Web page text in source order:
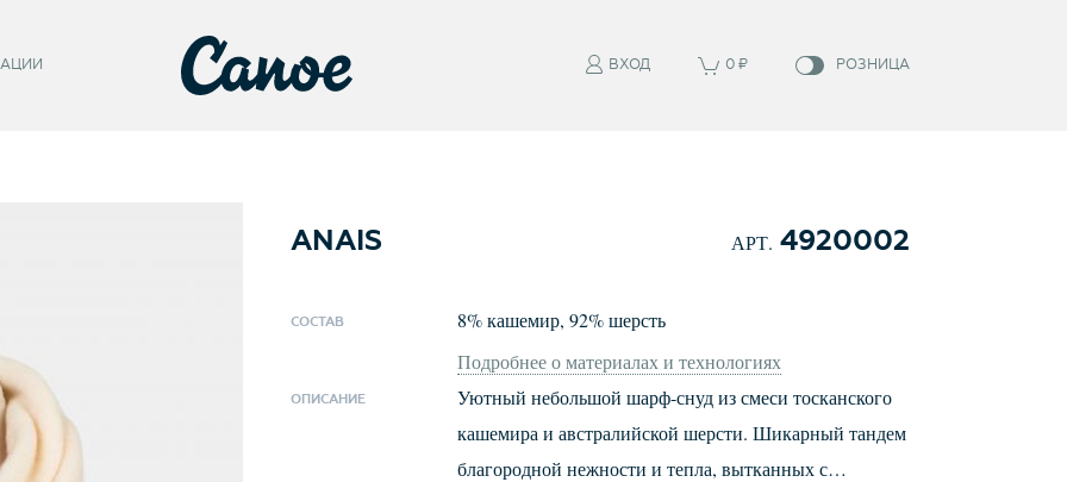
ВХОД 0 ₽ РОЗНИЦА
ANAIS АРТ. 4920002
СОСТАВ 8%кашемир, 92%шерсть
Подробнее о материалах и технологиях
ОПИСАНИЕ
Уютный небольшой шарф-снуд из смеси тосканского
кашемира и австралийской шерсти. Шикарный тандем
благородной нежности и тепла, вытканных с